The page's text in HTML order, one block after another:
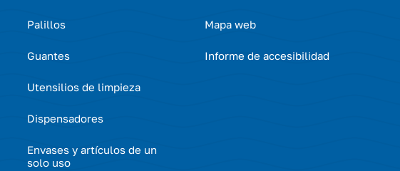
Palillos
Guantes
Utensilios de limpieza
Dispensadores
Envases y artículos de un
solo uso
Mapa web
Informe de accesibilidad